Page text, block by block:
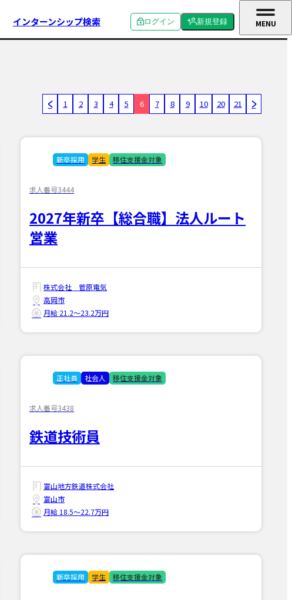
インターンシップ検索 ログイン
学校関係者ログイン
新規登録
1 2 3 4 5 6 7 8 9 10 20 21
新卒採用 学生 移住支援金対象
求人番号3444
2027年新卒【総合職】法人ルート
営業
株式会社 菅原電気
高岡市
月給 21.2〜23.2万円
正社員 社会人 移住支援金対象
求人番号3438
鉄道技術員
富山地方鉄道株式会社
富山市
月給 18.5〜22.7万円
新卒採用 学生 移住支援金対象
MENU